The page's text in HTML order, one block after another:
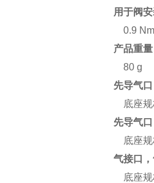
用于阀
0.9
产品重量
80 g
先导气
底座
先导气
底座
气接口
底座